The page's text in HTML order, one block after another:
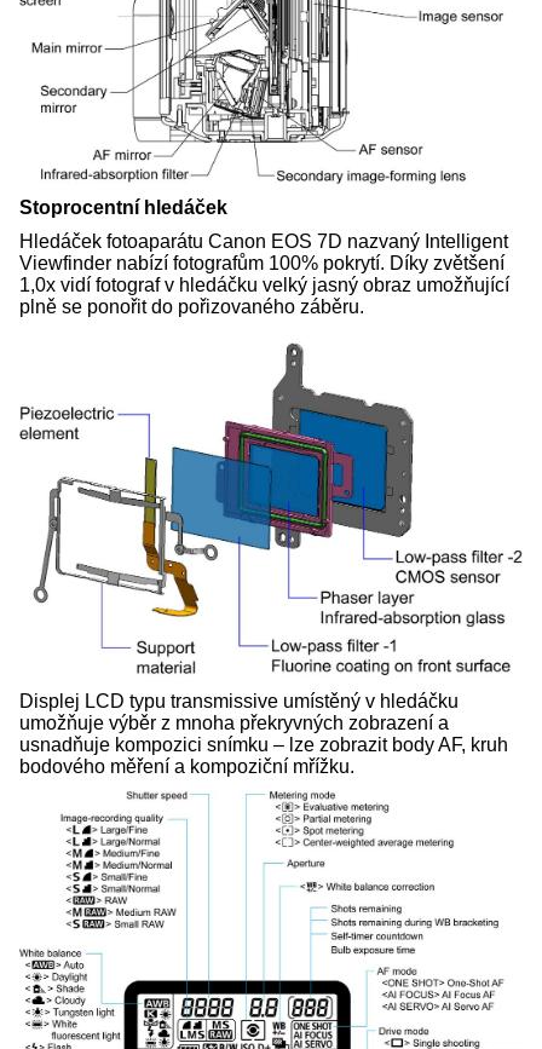
Stoprocentní hledáček
Hledáček fotoaparátu Canon EOS 7D nazvaný Intelligent
Viewfinder nabízí fotografům 100% pokrytí. Díky zvětšení
1,0x vidí fotograf v hledáčku velký jasný obraz umožňující
plně se ponořit do pořizovaného záběru.
Displej LCD typu transmissive umístěný v hledáčku
umožňuje výběr z mnoha překryvných zobrazení a
usnadňuje kompozici snímku – lze zobrazit body AF, kruh
bodového měření a kompoziční mřížku.